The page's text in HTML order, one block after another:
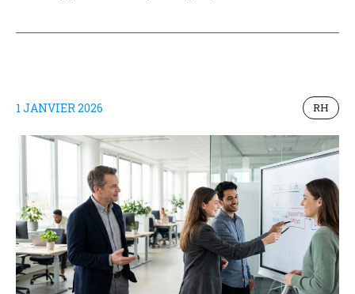
1 JANVIER 2026 RH